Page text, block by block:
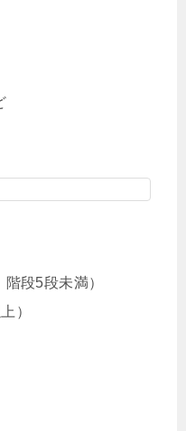
段5段未満）
）